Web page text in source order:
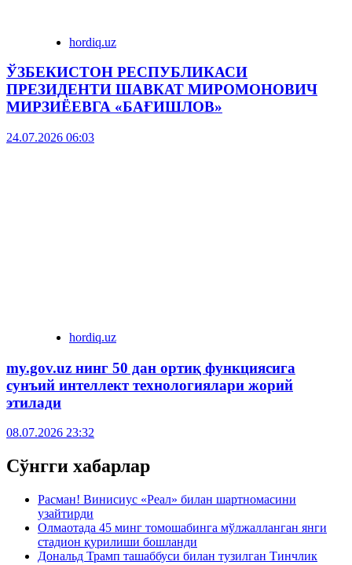
hordiq.uz
ЎЗБЕКИСТОН РЕСПУБЛИКАСИ
ПРЕЗИДЕНТИ ШАВКАТ МИРОМОНОВИЧ
МИРЗИЁЕВГА «БАҒИШЛОВ»
24.07.2026 06:03
hordiq.uz
my.gov.uz нинг 50 дан ортиқ функциясига
сунъий интеллект технологиялари жорий
этилади
08.07.2026 23:32
Сўнгги хабарлар
Расман! Винисиус «Реал» билан шартномасини
узайтирди
Олмаотада 45 минг томошабинга мўлжалланган янги
стадион қурилиши бошланди
Дональд Трамп ташаббуси билан тузилган Тинчлик